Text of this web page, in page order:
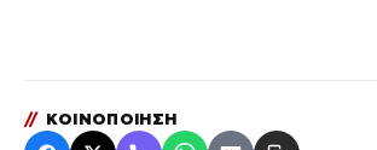
// ΚΟΙΝΟΠΟΙΗΣΗ